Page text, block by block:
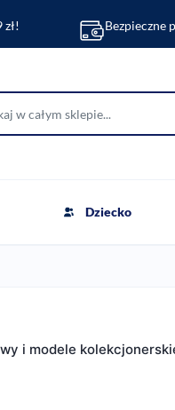
Bezpieczne
Dziecko
i modele